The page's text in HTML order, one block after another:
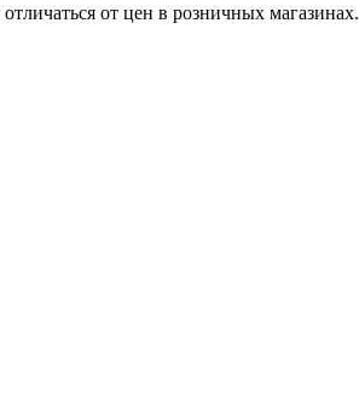
от цен в розничных магазинах.